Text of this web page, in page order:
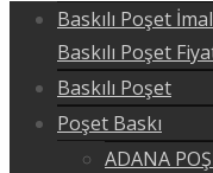
Baskılı Poşet
Baskılı Poşet
Baskılı Poşet
Poşet Baskı
ADANA